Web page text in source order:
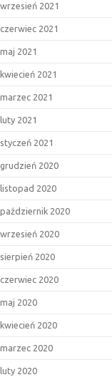
wrzesień 2021
czerwiec 2021
maj 2021
kwiecień 2021
marzec 2021
luty 2021
styczeń 2021
grudzień 2020
listopad 2020
październik 2020
wrzesień 2020
sierpień 2020
czerwiec 2020
maj 2020
kwiecień 2020
marzec 2020
luty 2020